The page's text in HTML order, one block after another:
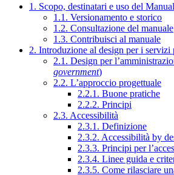
1. Scopo, destinatari e uso del
1.1. Versionamento e storico
1.2. Consultazione del manuale
1.3. Contribuisci al manuale
2. Introduzione al design per i
2.1. Design per
government)
2.2. L’approccio progettuale
2.2.1. Buone pratiche
2.2.2. Principi
2.3. Accessibilità
2.3.1. Definizione
2.3.2. Accessibilità by
2.3.3. Principi per
2.3.4. Linee guida e
2.3.5. Come rilasciare